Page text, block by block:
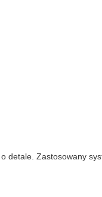
detale. Zastosowany